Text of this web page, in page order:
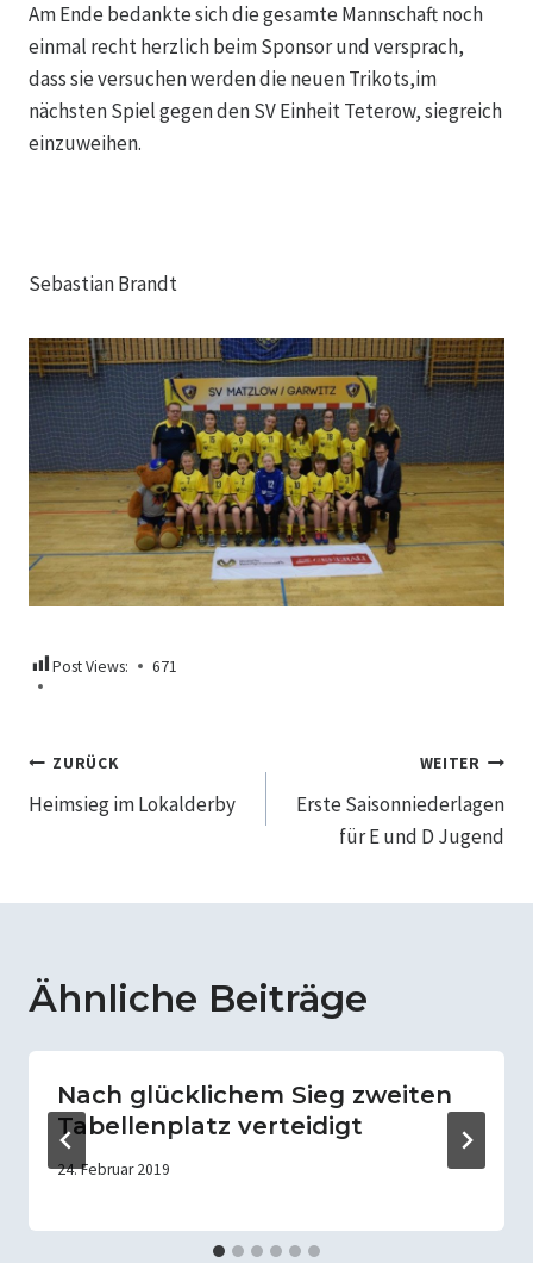
Am Ende bedankte sich die gesamte Mannschaft noch
einmal recht herzlich beim Sponsor und versprach,
dass sie versuchen werden die neuen Trikots,im
nächsten Spiel gegen den SV Einheit Teterow, siegreich
einzuweihen.
Sebastian Brandt
Post Views: 671
Beitragsnavigation
ZURÜCK
Heimsieg im Lokalderby
WEITER
Erste Saisonniederlagen
für E und D Jugend
Ähnliche Beiträge
Nach glücklichem Sieg zweiten
Tabellenplatz verteidigt
24. Februar 2019